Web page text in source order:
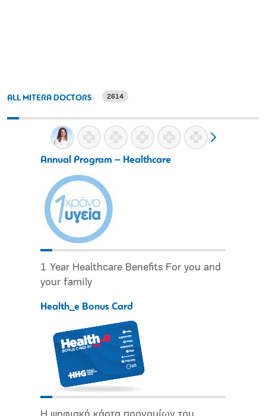
ALL MITERA DOCTORS 2614
Annual Program – Healthcare
1 Year Healthcare Benefits For you and
your family
Health_e Bonus Card